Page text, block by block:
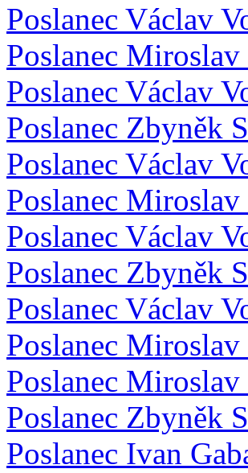
Poslanec Václav
Poslanec
Poslanec Václav
Poslanec Zbyněk
Poslanec Václav
Poslanec Miroslav
Poslanec Václav
Poslanec Zbyněk
Poslanec Václav
Poslanec Miroslav
Poslanec
Poslanec Zbyněk
Poslanec Ivan